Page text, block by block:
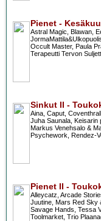
Pienet -
Astral Magic, Blawan,
Occult Master, Paula
Terapeutti Tervon
Sinkut II -
Aina, Caput,
Juha Saunala, Keisarin
Markus Venehsalo &
Psychework, Rendez-
Pienet II -
Alleycatz, Arcade
Juutine, Mars Red Sky
Savage Hands, Tessa
Toolmarket, Trio